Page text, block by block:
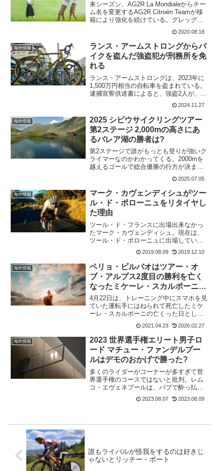
来シーズン、AG2R La Mondialeからチー
ム名を変更するAG2R Citroën Teamが移
籍により強化を続けている。グレッグ・
ファンアーヴェルマート、リリアン・カ
ルメジャーヌに続いて、移籍市場の目玉
であったボブ・ユンゲルスがD...
2020.08.18
海外情報
ランス・アームストロングからバ
イクを盗んだ強盗犯が刑務所を免
れる
ランス・アームストロングは、2023年に
1,500万円相当の自転車を盗まれている。
逮捕宣誓供述書によると、強盗2人が、キ
ャピタル・オブ・テキサス・ハイウェイ
にあるエクストラ・スペース・ストレー
ジに不法侵入し、その日のうちに自転車6
台を盗んで...
2024.11.27
海外情報
2025 シビウサイクリングツアー
第2ステージ 2,000mの高さにあ
るバレア湖の勝者は?
第2ステージで誰がもっとも登りが強いク
ライマーなのかわかってくる。2000mを
越えるゴールで総合優勝の行方が決まっ
てくるはずだ。第2ステージ シビウ～バ
レア湖 203.5Km シビウをスタートし
て、ゴールはバーゼル湖に登るコース。
最初の17...
2025.07.05
海外情報
マーク・カヴェンディシュがツー
ル・ド・ポローニュをリタイヤし
た理由
ツール・ド・フランスに出場出来なかっ
たマーク・カヴェンディシュ。現在は、
ツール・ド・ポローニュに出場してい
た。第1ステージでは、チームにアシスト
されていたのにゴール前でクラッシュ。
そして、第6ステージではスタートせずに
リタイヤ。あららっ。何...
2019.08.09 2019.12.10
海外情報
ペリョ・ビルバオはツアー・オ
ブ・アルプス2度目の勝利を亡く
なったミケーレ・スカルポーニに
奉げる
4月22日は、トレーニング中にスマホを見
ていた運転手にはねられて死亡したミケ
ーレ・スカルポーニの亡くった日として
知られている。スカルポーニの死から4年
後、元アスタナのチームメイトであった
ペリョ・ビルバオ(Bahrain - Victorio...
2021.04.23 2026.02.27
海外情報
2023 世界選手権エリート男子ロ
ード マチュー・ファンデルプー
ルはデモのおかげで勝った?
多くのライダーがコーナーが多すぎて世
界選手権のコースではないと批判。レム
コ・エヴェネプールは、パプで酔っ払っ
て設計したのではないかというほど。し
かし、800wのインターバルを20回繰り返
2023.08.07 2023.08.09
誰もライバルが怪我をするのは好きじ
ゃないとリッチー・ポート